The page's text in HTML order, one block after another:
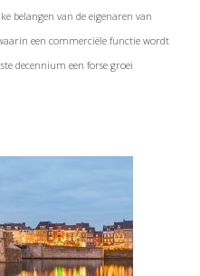
belangen van de eigenaren van
een commerciële functie wordt
decennium een forse groei